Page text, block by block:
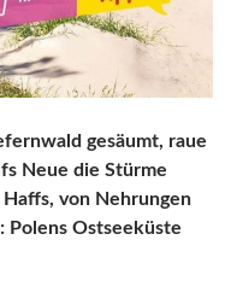
gesäumt, raue
Neue die Stürme
Haffs, von Nehrungen
Polens Ostseeküste